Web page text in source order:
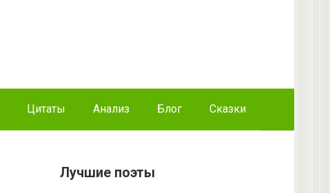
Цитаты Анализ Блог Сказки
Лучшие поэты